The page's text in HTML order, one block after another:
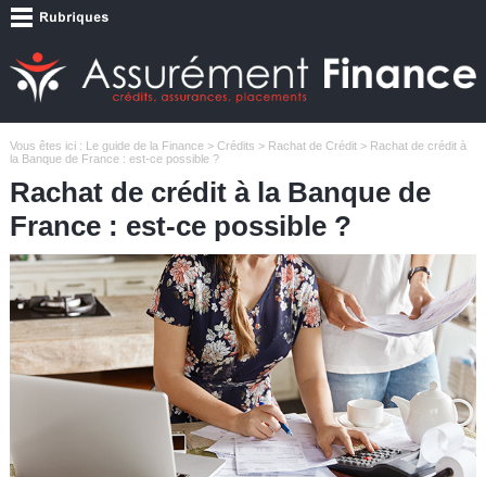
Vous êtes ici : Le guide de la Finance> Crédits > Rachat de Crédit> Rachat de crédit à
la Banque de France : est-ce possible ?
Rachat de crédit à la Banque de
France : est-ce possible ?